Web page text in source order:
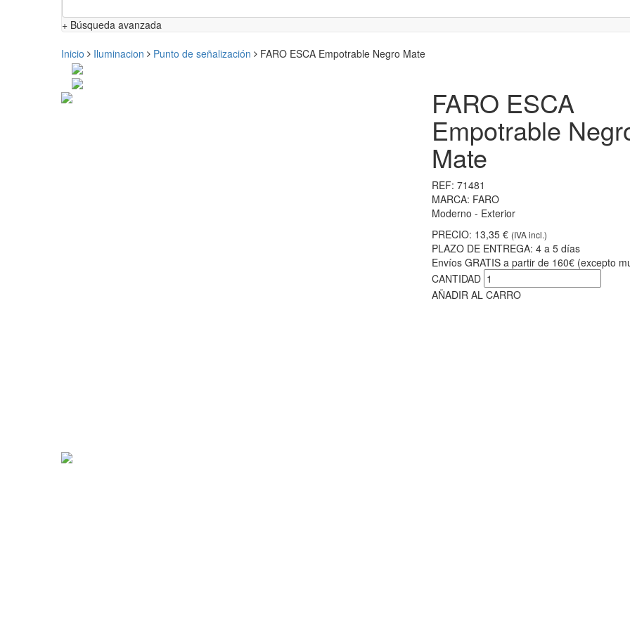
+ Búsqueda avanzada
Inicio Iluminacion Punto de señalización FARO ESCA Empotrable Negro Mate
FARO ESCA
Empotrable
Mate
REF: 71481
MARCA: FARO
Moderno - Exterior
PRECIO: 13,35 € (IVA incl.)
PLAZO DE ENTREGA: 4 a 5 días
Envíos GRATIS a partir de 160€ (excepto
CANTIDAD
AÑADIR AL CARRO